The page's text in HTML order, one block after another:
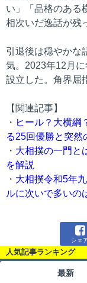
い」「品格のある
相次いだ逸話が残
引退後は穏やかな
気。2023年12月
設立した。角界屈
【関連記事】
・ ヒール？大横綱
る25回優勝と突然
・ 大相撲の一門
を解説
・ 大相撲令和5年
ルに次いで多いの

シェ
人気記事ランキング
最新